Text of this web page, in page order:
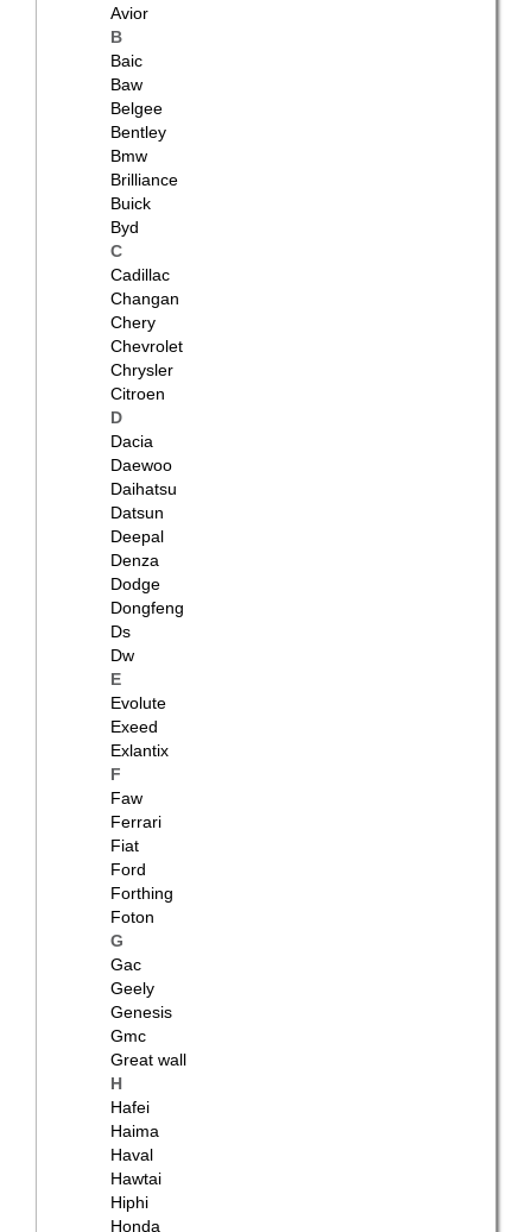
Avior
B
Baic
Baw
Belgee
Bentley
Bmw
Brilliance
Buick
Byd
C
Cadillac
Changan
Chery
Chevrolet
Chrysler
Citroen
D
Dacia
Daewoo
Daihatsu
Datsun
Deepal
Denza
Dodge
Dongfeng
Ds
Dw
E
Evolute
Exeed
Exlantix
F
Faw
Ferrari
Fiat
Ford
Forthing
Foton
G
Gac
Geely
Genesis
Gmc
Great wall
H
Hafei
Haima
Haval
Hawtai
Hiphi
Honda